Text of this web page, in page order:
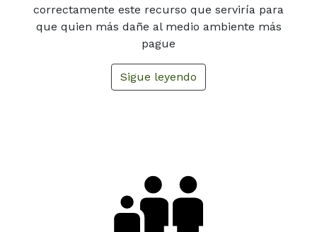
correctamente este recurso que serviría para
que quien más dañe al medio ambiente más
pague
Sigue leyendo